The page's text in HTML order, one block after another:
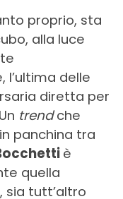
proprio, sta
alla luce
delle
diretta per
trendche
panchina tra
è
quella
sia tutt’altro